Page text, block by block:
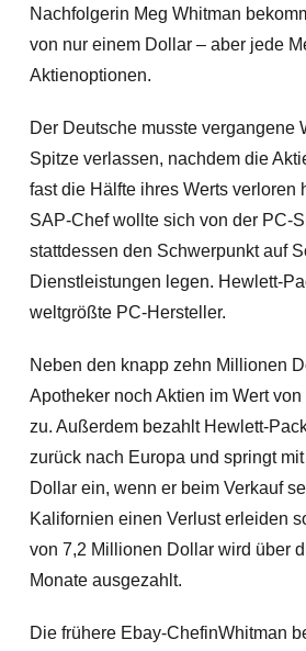
Nachfolgerin Meg Whitman
von nur einem Dollar – aber jede
Aktienoptionen.
Der Deutsche musste vergangene
Spitze verlassen, nachdem die
fast die Hälfte ihres Werts verloren
SAP-Chef wollte sich von der PC-
stattdessen den Schwerpunkt auf
Dienstleistungen legen. Hewlett-
weltgrößte PC-Hersteller.
Neben den knapp zehn Millionen
Apotheker noch Aktien im Wert
zu. Außerdem bezahlt Hewlett-
zurück nach Europa und springt
Dollar ein, wenn er beim Verkauf
Kalifornien einen Verlust erleiden
von 7,2 Millionen Dollar wird über
Monate ausgezahlt.
Die frühere Ebay-ChefinWhitman